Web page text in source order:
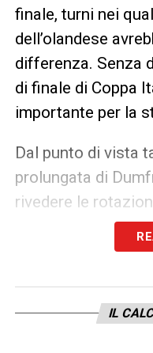
finale, turni nei
dell’olandese
differenza. Senza
di finale di Coppa
importante per la
Dal punto di vista
prolungata di
rivedere le
sistema di gioco
affidamento sugli
presenza fisica
di poco conto. Le
IL